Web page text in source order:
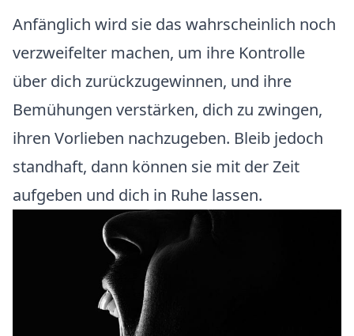
Anfänglich wird sie das wahrscheinlich noch
verzweifelter machen, um ihre Kontrolle
über dich zurückzugewinnen, und ihre
Bemühungen verstärken, dich zu zwingen,
ihren Vorlieben nachzugeben. Bleib jedoch
standhaft, dann können sie mit der Zeit
aufgeben und dich in Ruhe lassen.